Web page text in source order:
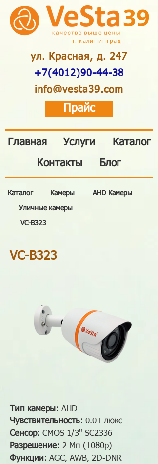
39
г. калининград
ул. Красная, д. 247
+7(4012)90-44-38
info@vesta39.com
Прайс
Главная
Услуги
Контакты
Каталог
Блог
Каталог Камеры AHD Камеры
Уличные камеры
VC-B323
VC-B323
Тип камеры: AHD
Чувствительность: 0.01 люкс
Сенсор: CMOS 1/3" SC2336
Разрешение: 2 Мп (1080p)
Функции: AGC, AWB, 2D-DNR